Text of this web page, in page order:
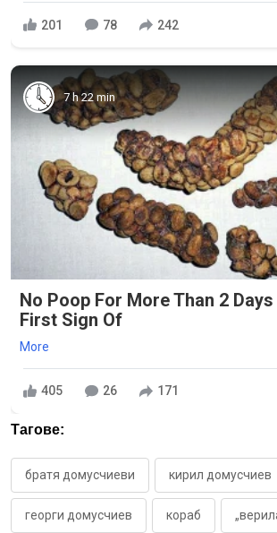
201 78 242
7 h 22 min
No Poop For More Than 2
First Sign Of
More
405 26 171
Тагове:
братя домусчиеви кирил домусчиев
георги домусчиев кораб